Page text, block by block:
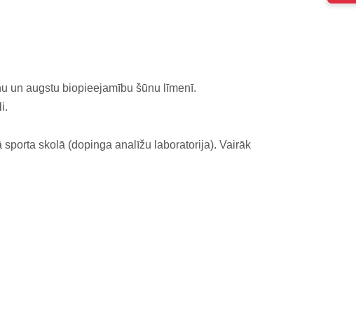
un augstu biopieejamību šūnu līmenī.
skolā (dopinga analīžu laboratorija). Vairāk